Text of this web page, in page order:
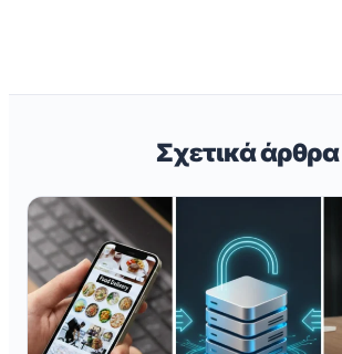
Σχετικά άρθρα